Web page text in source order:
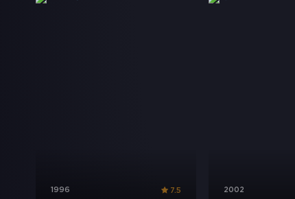
1996 7.5 2002